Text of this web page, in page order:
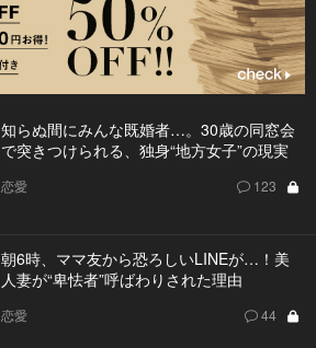
知らぬ間にみんな既婚者…。30歳の同窓会
で突きつけられる、独身“地方女子”の現実
恋愛 123
朝6時、ママ友から恐ろしいLINEが…！美
人妻が“卑怯者”呼ばわりされた理由
恋愛 44